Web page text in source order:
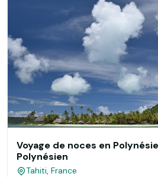
Voyage de noces en
Polynésien
Tahiti, France